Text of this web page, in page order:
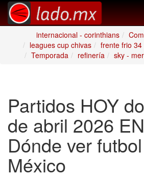
internacional - corinthians
leagues cup chivas
frente frio 34
Temporada
refinería sky -
Partidos HOY
de abril 2026
Dónde ver
México